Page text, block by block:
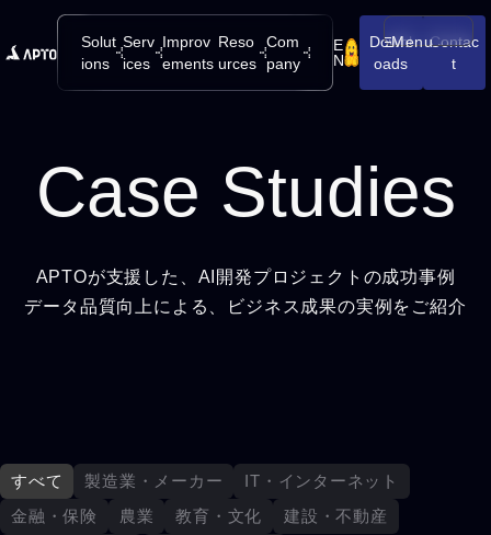
メニューを
Menu
Solut
ions
Serv
ices
Improv
ements
Reso
urces
Com
pany
E
N
Downl
oads
Contac
t
Case Studies
APTOが支援した、AI開発プロジェクトの成功事例
データ品質向上による、ビジネス成果の実例をご紹介
すべて 製造業・メーカー
IT・インターネット
金融・保険
農業 教育・文化
建設・不動産